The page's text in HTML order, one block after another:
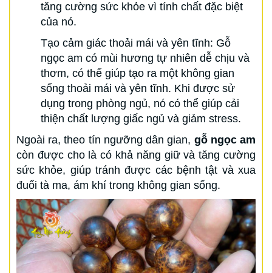
tăng cường sức khỏe vì tính chất đặc biệt
của nó.
Tạo cảm giác thoải mái và yên tĩnh: Gỗ
ngọc am có mùi hương tự nhiên dễ chịu và
thơm, có thể giúp tạo ra một không gian
sống thoải mái và yên tĩnh. Khi được sử
dụng trong phòng ngủ, nó có thể giúp cải
thiện chất lượng giấc ngủ và giảm stress.
Ngoài ra, theo tín ngưỡng dân gian, gỗ ngọc am
còn được cho là có khả năng giữ và tăng cường
sức khỏe, giúp tránh được các bệnh tật và xua
đuổi tà ma, ám khí trong không gian sống.